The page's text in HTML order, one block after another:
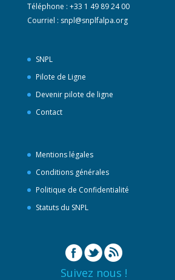
Téléphone : +33 1 49 89 24 00
Courriel : snpl@snplfalpa.org
SNPL
Pilote de Ligne
Devenir pilote de ligne
Contact
Mentions légales
Conditions générales
Politique de Confidentialité
Statuts du SNPL
Suivez nous !